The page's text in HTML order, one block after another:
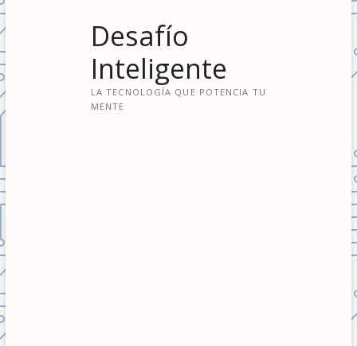
a
t
r
a
o
n
t
i
d
Desafío
Inteligente
LA TECNOLOGÍA QUE POTENCIA TU
MENTE